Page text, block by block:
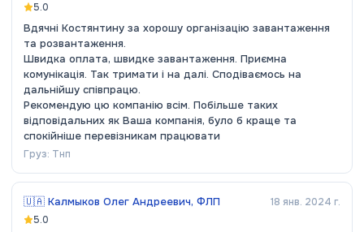
5.0
Вдячні Костянтину за хорошу організацію завантаження
та розвантаження.
Швидка оплата, швидке завантаження. Приємна
комунікація. Так тримати і на далі. Сподіваємось на
дальнійшу співпрацю.
Рекомендую цю компанію всім. Побільше таких
відповідальних як Ваша компанія, було б краще та
спокійніше перевізникам працювати
Груз: Тнп
🇺🇦 Калмыков Олег Андреевич, ФЛП
18 янв. 2024 г.
5.0